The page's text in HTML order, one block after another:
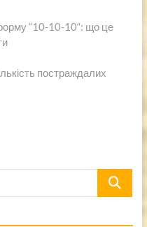
“10-10-10“: що це
постраждалих
Пошук